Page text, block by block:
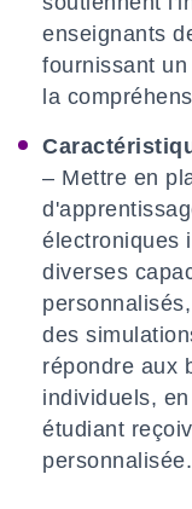
enseignants
fournissant
la
– Mettre en
électroniques
diverses
des
répondre aux
individuels,
étudiant
personnalisée.